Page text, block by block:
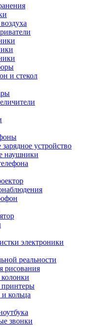
и стекол
устройство
наушники
электроники
реальности
рисования
кольца
звонки